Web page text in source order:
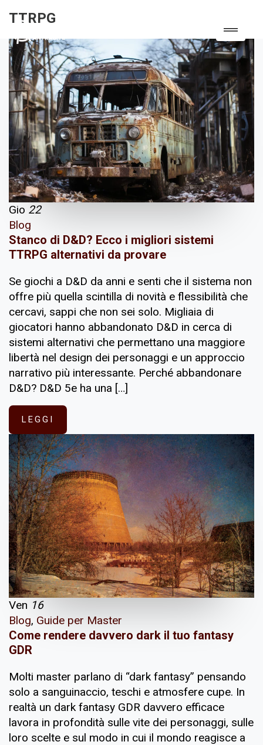
TTRPG
Gio 22
Blog
Stanco di D&D? Ecco i migliori sistemi
TTRPG alternativi da provare
Se giochi a D&D da anni e senti che il sistema non
offre più quella scintilla di novità e flessibilità che
cercavi, sappi che non sei solo. Migliaia di
giocatori hanno abbandonato D&D in cerca di
sistemi alternativi che permettano una maggiore
libertà nel design dei personaggi e un approccio
narrativo più interessante. Perché abbandonare
D&D? D&D 5e ha una […]
LEGGI
Ven 16
Blog, Guide per Master
Come rendere davvero dark il tuo fantasy
GDR
Molti master parlano di “dark fantasy” pensando
solo a sanguinaccio, teschi e atmosfere cupe. In
realtà un dark fantasy GDR davvero efficace
lavora in profondità sulle vite dei personaggi, sulle
loro scelte e sul modo in cui il mondo reagisce a